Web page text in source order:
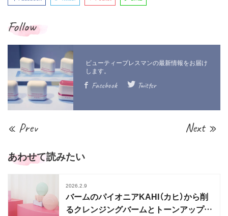
Follow
Facebook Twitter
« Prev Next »
あわせて読みたい
2026.2.9
バームのパイオニアKAHI（カヒ）から削
るクレンジングバームとトーンアップ